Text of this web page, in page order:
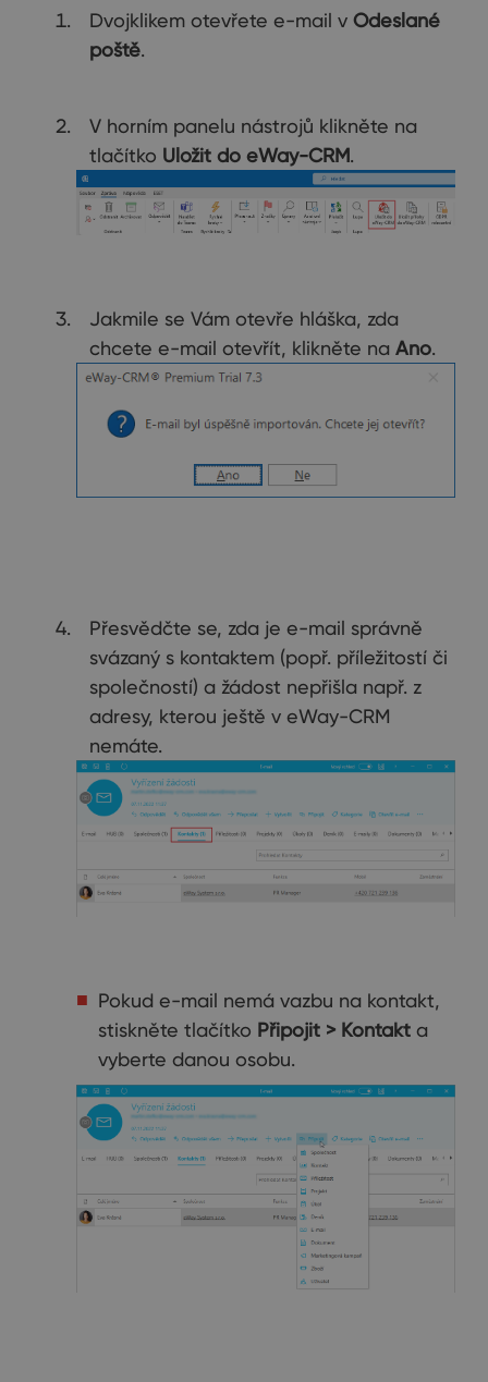
Dvojklikem otevřete e-mail v Odeslané
poště.
V horním panelu nástrojů klikněte na
tlačítko Uložit do eWay-CRM.
Jakmile se Vám otevře hláška, zda
chcete e-mail otevřít, klikněte na Ano.
Přesvědčte se, zda je e-mail správně
svázaný s kontaktem (popř. příležitostí či
společností) a žádost nepřišla např. z
adresy, kterou ještě v eWay-CRM
nemáte.
Pokud e-mail nemá vazbu na kontakt,
stiskněte tlačítko Připojit > Kontakt a
vyberte danou osobu.